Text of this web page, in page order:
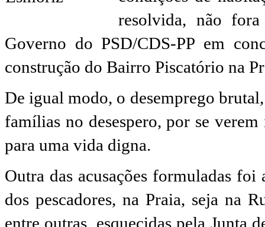
resolvida, não
Governo do PSD/CDS-PP em
construção do Bairro Piscatório na
De igual modo, o desemprego
famílias no desespero, por se
para uma vida digna.
Outra das acusações formuladas
dos pescadores, na Praia, seja na
entre outras, esquecidas pela Junta